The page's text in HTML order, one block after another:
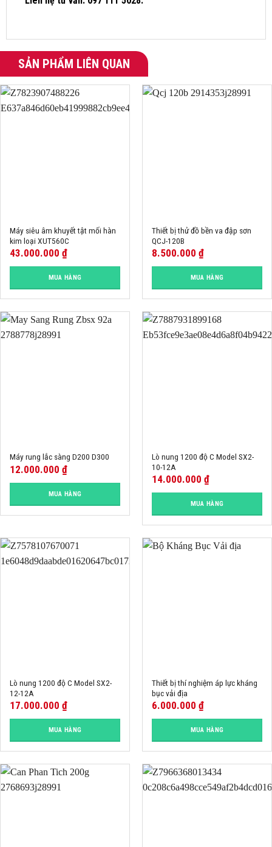
SẢN PHẨM LIÊN QUAN
Máy siêu âm khuyết tật mối hàn
kim loại XUT560C
43.000.000 ₫
MUA HÀNG
Thiết bị thử đồ bền va đập sơn
QCJ-120B
8.500.000 ₫
MUA HÀNG
Máy rung lắc sàng D200 D300
12.000.000 ₫
MUA HÀNG
Lò nung 1200 độ C Model SX2-
10-12A
14.000.000 ₫
MUA HÀNG
Lò nung 1200 độ C Model SX2-
12-12A
17.000.000 ₫
MUA HÀNG
Thiết bị thí nghiệm áp lực kháng
bục vải địa
6.000.000 ₫
MUA HÀNG